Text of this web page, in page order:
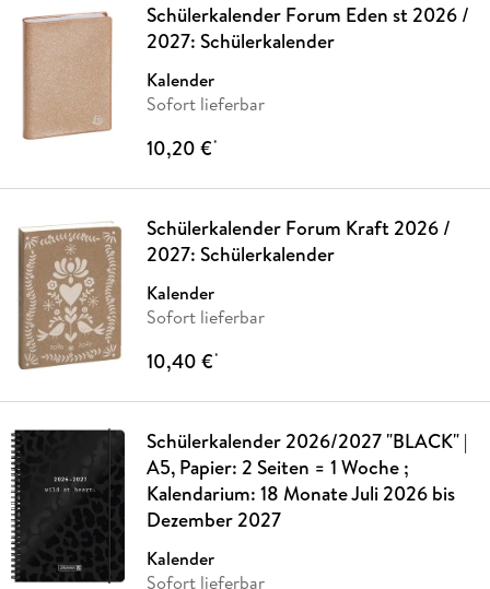
Schülerkalender Forum Eden st 2026 /
2027: Schülerkalender
Kalender
Sofort lieferbar
10,20 €*
Schülerkalender Forum Kraft 2026 /
2027: Schülerkalender
Kalender
Sofort lieferbar
10,40 €*
Schülerkalender 2026/2027 "BLACK" |
A5, Papier: 2 Seiten = 1 Woche ;
Kalendarium: 18 Monate Juli 2026 bis
Dezember 2027
Kalender
Sofort lieferbar